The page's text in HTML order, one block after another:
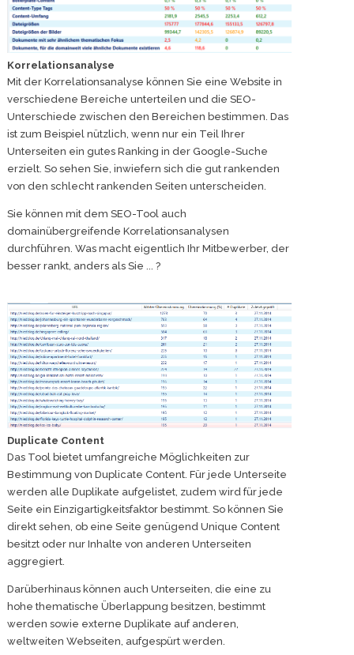
Korrelationsanalyse
Mit der Korrelationsanalyse können Sie eine Website in
verschiedene Bereiche unterteilen und die SEO-
Unterschiede zwischen den Bereichen bestimmen. Das
ist zum Beispiel nützlich, wenn nur ein Teil Ihrer
Unterseiten ein gutes Ranking in der Google-Suche
erzielt. So sehen Sie, inwiefern sich die gut rankenden
von den schlecht rankenden Seiten unterscheiden.
Sie können mit dem SEO-Tool auch
domainübergreifende Korrelationsanalysen
durchführen. Was macht eigentlich Ihr Mitbewerber, der
besser rankt, anders als Sie ... ?
Duplicate Content
Das Tool bietet umfangreiche Möglichkeiten zur
Bestimmung von Duplicate Content. Für jede Unterseite
werden alle Duplikate aufgelistet, zudem wird für jede
Seite ein Einzigartigkeitsfaktor bestimmt. So können Sie
direkt sehen, ob eine Seite genügend Unique Content
besitzt oder nur Inhalte von anderen Unterseiten
aggregiert.
Darüberhinaus können auch Unterseiten, die eine zu
hohe thematische Überlappung besitzen, bestimmt
werden sowie externe Duplikate auf anderen,
weltweiten Webseiten, aufgespürt werden.